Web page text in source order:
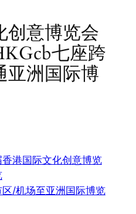
创意博览会
七座跨
亚洲国际博
港国际文化创意博览
/机场至亚洲国际博览